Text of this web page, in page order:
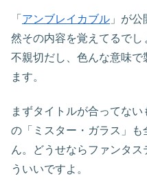
「 アンブレイカブル 」が
然その内容を覚えてるで
不親切だし、色んな意味
ます。
まずタイトルが合ってな
の「ミスター・ガラス」
ん。どうせならファンタ
ういいですよ。